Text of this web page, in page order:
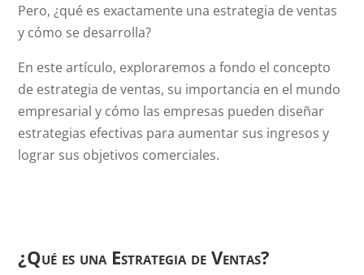
Pero, ¿qué es exactamente una estrategia de ventas
y cómo se desarrolla?
En este artículo, exploraremos a fondo el concepto
de estrategia de ventas, su importancia en el mundo
empresarial y cómo las empresas pueden diseñar
estrategias efectivas para aumentar sus ingresos y
lograr sus objetivos comerciales.
¿Qué es una Estrategia de Ventas?